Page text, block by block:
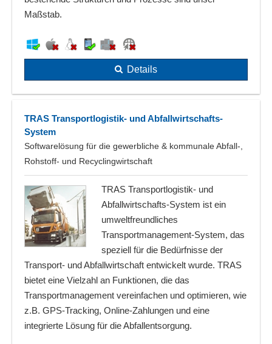
Maßstab.
Details
TRAS Transportlogistik- und Abfallwirtschafts-
System
Softwarelösung für die gewerbliche & kommunale Abfall-,
Rohstoff- und Recyclingwirtschaft
TRAS Transportlogistik- und
Abfallwirtschafts-System ist ein
umweltfreundliches
Transportmanagement-System, das
speziell für die Bedürfnisse der
Transport- und Abfallwirtschaft entwickelt wurde. TRAS
bietet eine Vielzahl an Funktionen, die das
Transportmanagement vereinfachen und optimieren, wie
z.B. GPS-Tracking, Online-Zahlungen und eine
integrierte Lösung für die Abfallentsorgung.